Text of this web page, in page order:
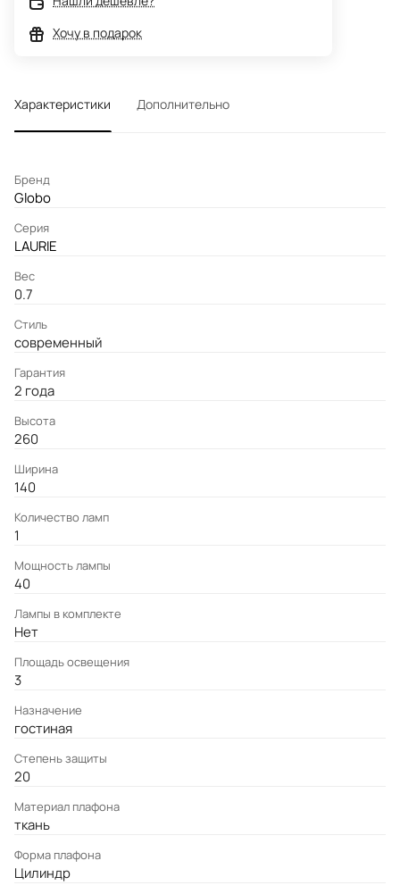
Хочу в подарок
Характеристики Дополнительно
Бренд
Globo
Серия
LAURIE
Вес
0.7
Стиль
современный
Гарантия
2 года
Высота
260
Ширина
140
Количество ламп
1
Мощность лампы
40
Лампы в комплекте
Нет
Площадь освещения
3
Назначение
гостиная
Степень защиты
20
Материал плафона
ткань
Форма плафона
Цилиндр